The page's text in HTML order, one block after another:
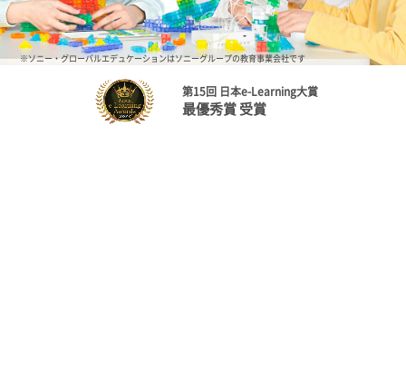
※ソニー・グローバルエデュケーションはソニーグループの教育事業会社です
第15回 日本e-Learning大賞
最優秀賞 受賞